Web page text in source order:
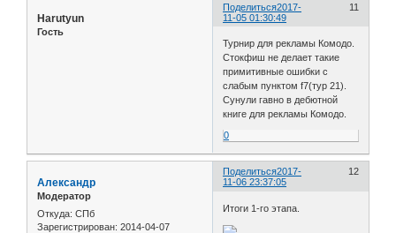
Поделиться 11
2017-
11-05 01:30:49
Harutyun
Гость
Турнир для рекламы Комодо.
Стокфиш не делает такие
примитивные ошибки с
слабым пунктом f7(тур 21).
Сунули гавно в дебютной
книге для рекламы Комодо.
0
Поделиться 12
2017-
11-06 23:37:05
Александр
Модератор
Откуда: СПб
Зарегистрирован: 2014-04-07
Итоги 1-го этапа.